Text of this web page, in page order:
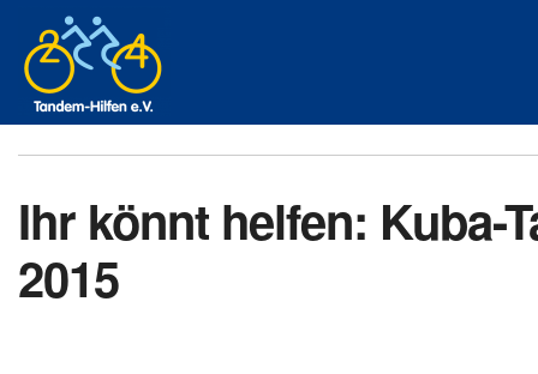
Ihr könnt helfen: Kuba-
2015